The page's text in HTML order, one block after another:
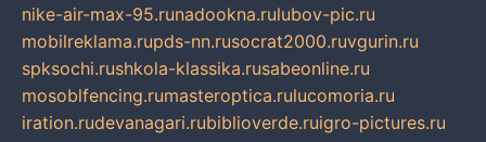
nike-air-max-95.runadookna.rulubov-pic.ru
mobilreklama.rupds-nn.rusocrat2000.ruvgurin.ru
spksochi.rushkola-klassika.rusabeonline.ru
mosoblfencing.rumasteroptica.rulucomoria.ru
iration.rudevanagari.rubiblioverde.ruigro-pictures.ru